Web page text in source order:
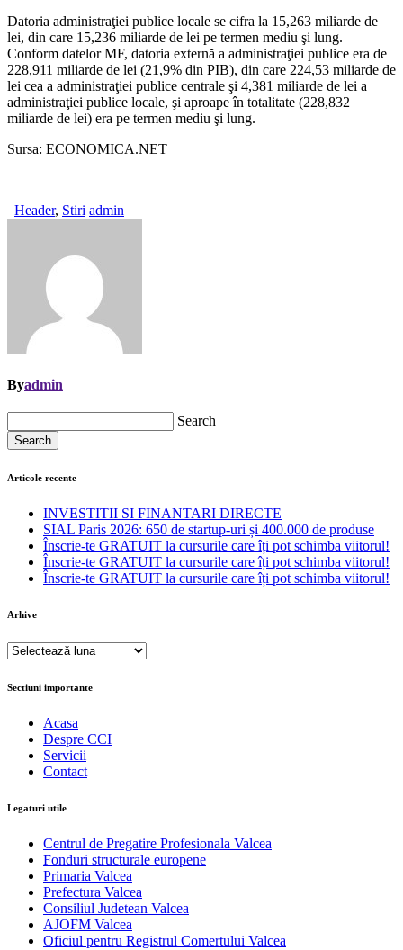
Datoria administraţiei publice locale se cifra la 15,263 miliarde de
lei, din care 15,236 miliarde de lei pe termen mediu şi lung.
Conform datelor MF, datoria externă a administraţiei publice era de
228,911 miliarde de lei (21,9% din PIB), din care 224,53 miliarde de
lei cea a administraţiei publice centrale şi 4,381 miliarde de lei a
administraţiei publice locale, şi aproape în totalitate (228,832
miliarde de lei) era pe termen mediu şi lung.
Sursa: ECONOMICA.NET
Header, Stiri admin
Byadmin
Search
Search
Articole recente
INVESTITII SI FINANTARI DIRECTE
SIAL Paris 2026: 650 de startup-uri și 400.000 de produse
Înscrie-te GRATUIT la cursurile care îți pot schimba viitorul!
Înscrie-te GRATUIT la cursurile care îți pot schimba viitorul!
Înscrie-te GRATUIT la cursurile care îți pot schimba viitorul!
Arhive
Arhive
Sectiuni importante
Acasa
Despre CCI
Servicii
Contact
Legaturi utile
Centrul de Pregatire Profesionala Valcea
Fonduri structurale europene
Primaria Valcea
Prefectura Valcea
Consiliul Judetean Valcea
AJOFM Valcea
Oficiul pentru Registrul Comertului Valcea